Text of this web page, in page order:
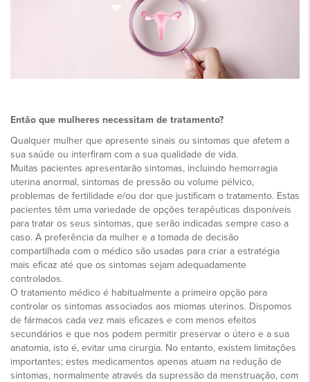
Então que mulheres necessitam de tratamento?
Qualquer mulher que apresente sinais ou sintomas que afetem a
sua saúde ou interfiram com a sua qualidade de vida.
Muitas pacientes apresentarão sintomas, incluindo hemorragia
uterina anormal, sintomas de pressão ou volume pélvico,
problemas de fertilidade e/ou dor que justificam o tratamento. Estas
pacientes têm uma variedade de opções terapêuticas disponíveis
para tratar os seus sintomas, que serão indicadas sempre caso a
caso. A preferência da mulher e a tomada de decisão
compartilhada com o médico são usadas para criar a estratégia
mais eficaz até que os sintomas sejam adequadamente
controlados.
O tratamento médico é habitualmente a primeira opção para
controlar os sintomas associados aos miomas uterinos. Dispomos
de fármacos cada vez mais eficazes e com menos efeitos
secundários e que nos podem permitir preservar o útero e a sua
anatomia, isto é, evitar uma cirurgia. No entanto, existem limitações
importantes; estes medicamentos apenas atuam na redução de
sintomas, normalmente através da supressão da menstruação, com